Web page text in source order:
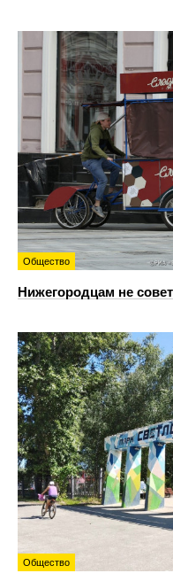
Общество
Нижегородцам не
Общество